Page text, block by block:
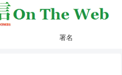
署名